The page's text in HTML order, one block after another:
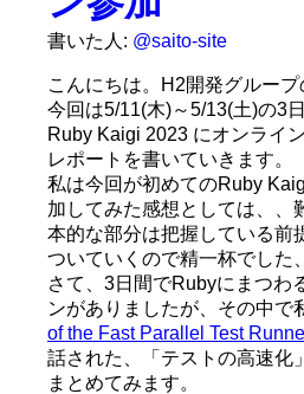
書いた人: @saito-site
こんにちは。H2開発グループ
今回は5/11(木)～5/13(土)の3
Ruby Kaigi 2023 にオンライ
レポートを書いていきます。
私は今回が初めてのRuby
加してみた感想としては、、
本的な部分は把握している前
ついていくので精一杯でした
さて、3日間でRubyにまつわ
ンがありましたが、その中で
of the Fast Parallel Test
話された、「テストの高速化
まとめてみます。